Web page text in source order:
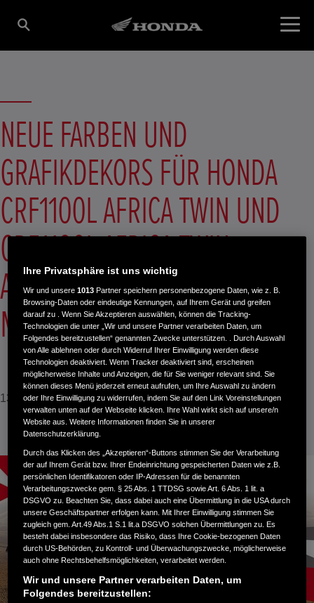
NEUE FARBEN UND
GRAFIKDEKORS FÜR HONDA
CRF1100L AFRICA TWIN UND
CRF1100L AFRICA TWIN
ADVENTURE SPORTS DES
MODELLJAHRGANGS 2026
13. Januar 2026
Ihre Privatsphäre ist uns wichtig
Wir und unsere1013 Partner speichern personenbezogene Daten, wie z. B.
Browsing-Daten oder eindeutige Kennungen, auf Ihrem Gerät und greifen
darauf zu . Wenn Sie Akzeptieren auswählen, können die Tracking-
Technologien die unter „Wir und unsere Partner verarbeiten Daten, um
Folgendes bereitzustellen“ genannten Zwecke unterstützen. . Durch Auswahl
von Alle ablehnen oder durch Widerruf Ihrer Einwilligung werden diese
Technologien deaktiviert. Wenn Tracker deaktiviert sind, erscheinen
möglicherweise Inhalte und Anzeigen, die für Sie weniger relevant sind. Sie
können dieses Menü jederzeit erneut aufrufen, um Ihre Auswahl zu ändern
oder Ihre Einwilligung zu widerrufen, indem Sie auf den Link Voreinstellungen
verwalten unten auf der Webseite klicken. Ihre Wahl wirkt sich auf unsere/n
Website aus. Weitere Informationen finden Sie in unserer
Datenschutzerklärung.
Durch das Klicken des „Akzeptieren“-Buttons stimmen Sie der Verarbeitung
der auf Ihrem Gerät bzw. Ihrer Endeinrichtung gespeicherten Daten wie z.B.
persönlichen Identifikatoren oder IP-Adressen für die benannten
Verarbeitungszwecke gem. § 25 Abs. 1 TTDSG sowie Art. 6 Abs. 1 lit. a
DSGVO zu. Beachten Sie, dass dabei auch eine Übermittlung in die USA durch
unsere Geschäftspartner erfolgen kann. Mit Ihrer Einwilligung stimmen Sie
zugleich gem. Art.49 Abs.1 S.1 lit.a DSGVO solchen Übermittlungen zu. Es
besteht dabei insbesondere das Risiko, dass Ihre Cookie-bezogenen Daten
durch US-Behörden, zu Kontroll- und Überwachungszwecke, möglicherweise
auch ohne Rechtsbehelfsmöglichkeiten, verarbeitet werden.
Wir und unsere Partner verarbeiten Daten, um
Folgendes bereitzustellen: